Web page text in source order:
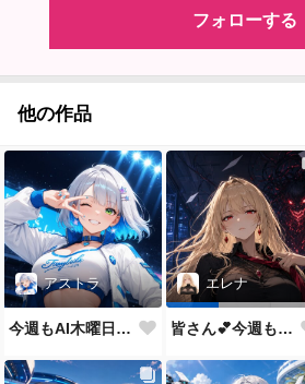
フォローする
他の作品
アストラ
今週もAI木曜日のRQの時間だよ
エレナ
皆さん💕今週もおつかれさまでした✨